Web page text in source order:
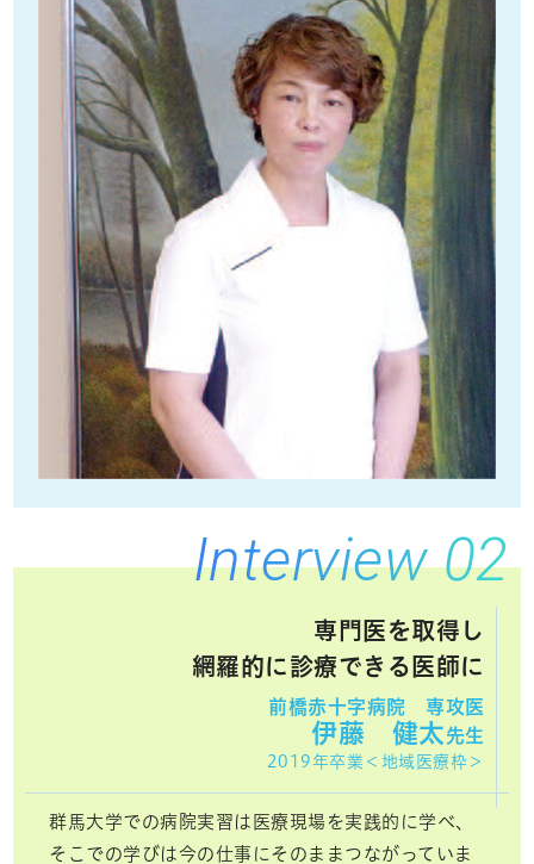
Interview 02
専門医を取得し
網羅的に診療できる医師に
前橋赤十字病院 専攻医
伊藤 健太先生
2019年卒業＜地域医療枠＞
群馬大学での病院実習は医療現場を実践的に学べ、
そこでの学びは今の仕事にそのままつながっていま